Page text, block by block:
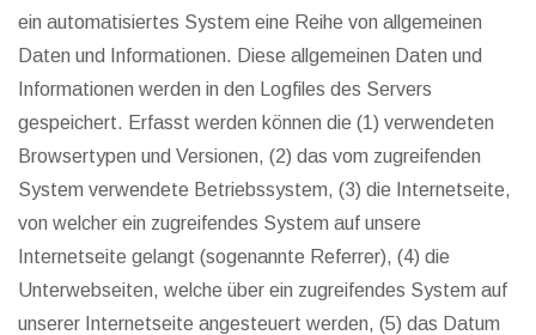
ein automatisiertes System eine Reihe von allgemeinen
Daten und Informationen. Diese allgemeinen Daten und
Informationen werden in den Logfiles des Servers
gespeichert. Erfasst werden können die (1) verwendeten
Browsertypen und Versionen, (2) das vom zugreifenden
System verwendete Betriebssystem, (3) die Internetseite,
von welcher ein zugreifendes System auf unsere
Internetseite gelangt (sogenannte Referrer), (4) die
Unterwebseiten, welche über ein zugreifendes System auf
unserer Internetseite angesteuert werden, (5) das Datum